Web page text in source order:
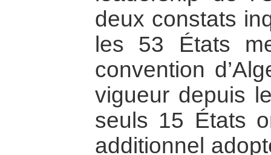
deux constats
les 53 États
convention
vigueur depuis
seuls 15 États
additionnel